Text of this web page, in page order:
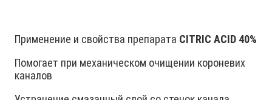
Применение и свойства препарата CITRIC ACID 40%
Помогает при механическом очищении короневих
каналов